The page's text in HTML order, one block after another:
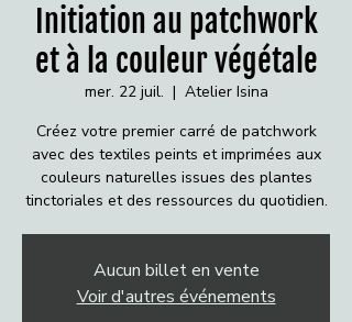
Initiation au patchwork
et à la couleur végétale
mer. 22 juil.
  |
Atelier Isina
Créez votre premier carré de patchwork
avec des textiles peints et imprimées aux
couleurs naturelles issues des plantes
tinctoriales et des ressources du quotidien.
Aucun billet en vente
Voir d'autres événements